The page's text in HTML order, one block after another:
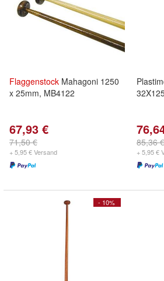
Flaggenstock Mahagoni 1250
x 25mm, MB4122
67,93 €
71,50 €
+ 5,95 € Versand
85,36 €
+ 5,95 €
- 10%